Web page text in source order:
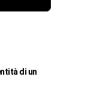
di un